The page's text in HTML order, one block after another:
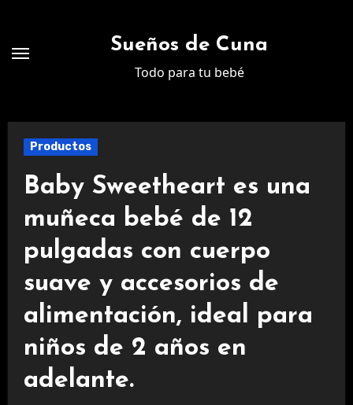
contenido
Sueños de Cuna
Todo para tu bebé
Productos
Baby Sweetheart es una
muñeca bebé de 12
pulgadas con cuerpo
suave y accesorios de
alimentación, ideal para
niños de 2 años en
adelante.